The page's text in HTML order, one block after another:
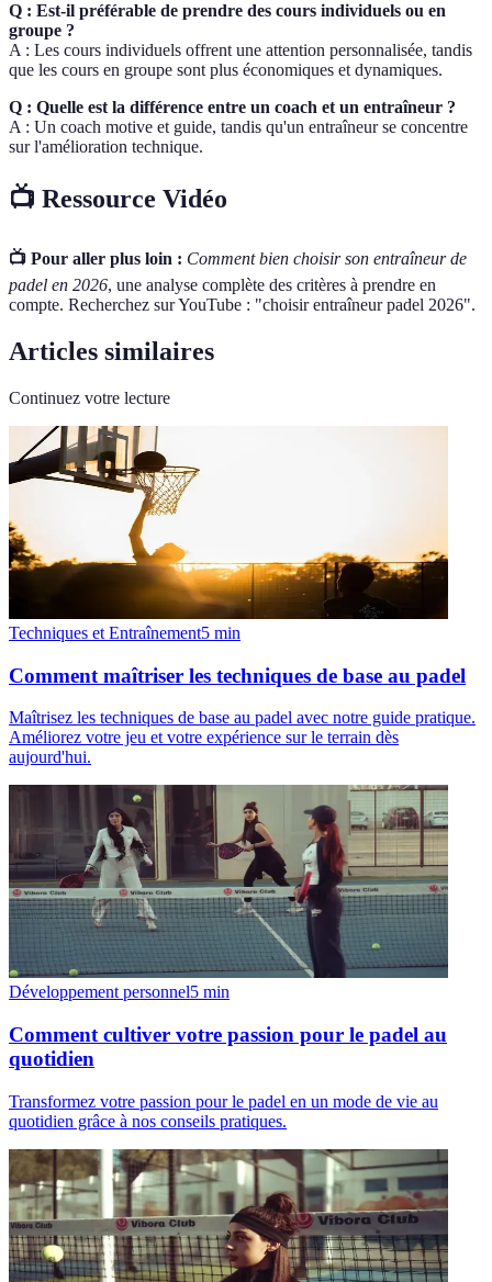
Q : Est-il préférable de prendre des cours individuels ou en
groupe ?
A : Les cours individuels offrent une attention personnalisée, tandis
que les cours en groupe sont plus économiques et dynamiques.
Q : Quelle est la différence entre un coach et un entraîneur ?
A : Un coach motive et guide, tandis qu'un entraîneur se concentre
sur l'amélioration technique.
📺 Ressource Vidéo
📺 Pour aller plus loin : Comment bien choisir son entraîneur de
padel en 2026, une analyse complète des critères à prendre en
compte. Recherchez sur YouTube : "choisir entraîneur padel 2026".
Articles similaires
Continuez votre lecture
Techniques et Entraînement5 min
Comment maîtriser les techniques de base au padel
Maîtrisez les techniques de base au padel avec notre guide pratique.
Améliorez votre jeu et votre expérience sur le terrain dès
aujourd'hui.
Développement personnel5 min
Comment cultiver votre passion pour le padel au
quotidien
Transformez votre passion pour le padel en un mode de vie au
quotidien grâce à nos conseils pratiques.